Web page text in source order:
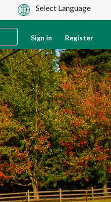
Sign in Register